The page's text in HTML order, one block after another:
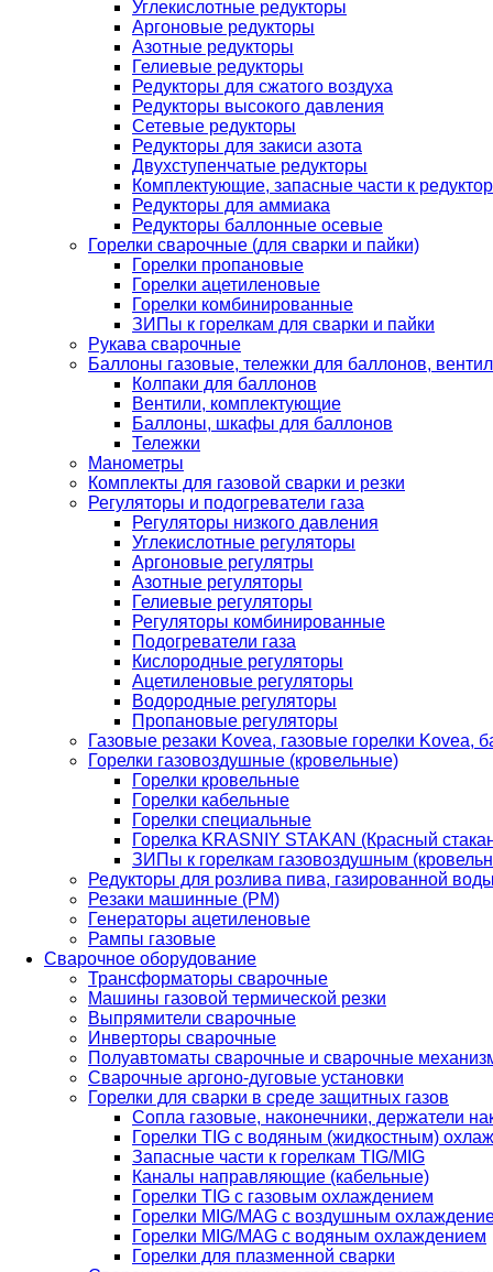
Углекислотные редукторы
Аргоновые редукторы
Азотные редукторы
Гелиевые редукторы
Редукторы для сжатого воздуха
Редукторы высокого давления
Сетевые редукторы
Редукторы для закиси азота
Двухступенчатые редукторы
Комплектующие, запасные части к
Редукторы для аммиака
Редукторы баллонные осевые
Горелки сварочные (для сварки и пайки)
Горелки пропановые
Горелки ацетиленовые
Горелки комбинированные
ЗИПы к горелкам для сварки и пайки
Рукава сварочные
Баллоны газовые, тележки для баллонов,
Колпаки для баллонов
Вентили, комплектующие
Баллоны, шкафы для баллонов
Тележки
Манометры
Комплекты для газовой сварки и резки
Регуляторы и подогреватели газа
Регуляторы низкого давления
Углекислотные регуляторы
Аргоновые регулятры
Азотные регуляторы
Гелиевые регуляторы
Регуляторы комбинированные
Подогреватели газа
Кислородные регуляторы
Ацетиленовые регуляторы
Водородные регуляторы
Пропановые регуляторы
Газовые резаки Kovea, газовые горелки Kovea,
Горелки газовоздушные (кровельные)
Горелки кровельные
Горелки кабельные
Горелки специальные
Горелка KRASNIY STAKAN (Красный
ЗИПы к горелкам газовоздушным
Редукторы для розлива пива, газированной
Резаки машинные (РМ)
Генераторы ацетиленовые
Рампы газовые
Сварочное оборудование
Трансформаторы сварочные
Машины газовой термической резки
Выпрямители сварочные
Инверторы сварочные
Полуавтоматы сварочные и сварочные
Сварочные аргоно-дуговые установки
Горелки для сварки в среде защитных газов
Сопла газовые, наконечники, держатели
Горелки TIG с водяным (жидкостным)
Запасные части к горелкам TIG/MIG
Каналы направляющие (кабельные)
Горелки TIG с газовым охлаждением
Горелки MIG/MAG с воздушным
Горелки MIG/MAG с водяным охлаждением
Горелки для плазменной сварки